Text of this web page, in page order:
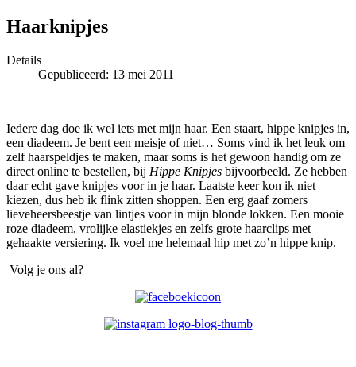
Haarknipjes
Details
Gepubliceerd: 13 mei 2011
Iedere dag doe ik wel iets met mijn haar. Een staart, hippe knipjes in,
een diadeem. Je bent een meisje of niet… Soms vind ik het leuk om
zelf haarspeldjes te maken, maar soms is het gewoon handig om ze
direct online te bestellen, bij Hippe Knipjes bijvoorbeeld. Ze hebben
daar echt gave knipjes voor in je haar. Laatste keer kon ik niet
kiezen, dus heb ik flink zitten shoppen. Een erg gaaf zomers
lieveheersbeestje van lintjes voor in mijn blonde lokken. Een mooie
roze diadeem, vrolijke elastiekjes en zelfs grote haarclips met
gehaakte versiering. Ik voel me helemaal hip met zo’n hippe knip.
Volg je ons al?